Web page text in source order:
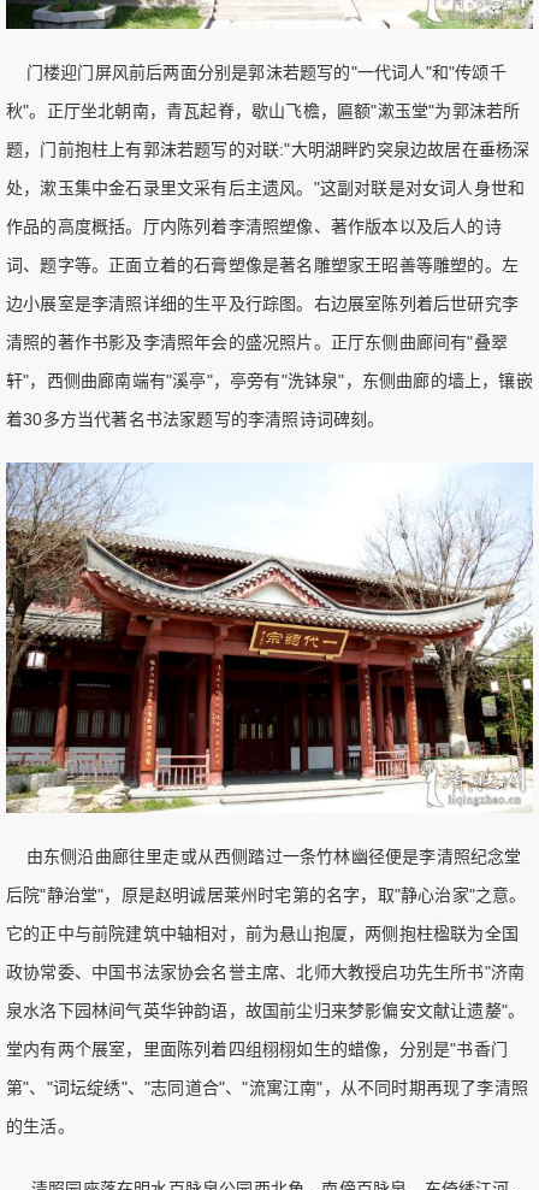
门楼迎门屏风前后两面分别是郭沫若题写的"一代词人"和"传颂千
秋"。正厅坐北朝南，青瓦起脊，歇山飞檐，匾额"漱玉堂"为郭沫若所
题，门前抱柱上有郭沫若题写的对联:"大明湖畔趵突泉边故居在垂杨深
处，漱玉集中金石录里文采有后主遗风。"这副对联是对女词人身世和
作品的高度概括。厅内陈列着李清照塑像、著作版本以及后人的诗
词、题字等。正面立着的石膏塑像是著名雕塑家王昭善等雕塑的。左
边小展室是李清照详细的生平及行踪图。右边展室陈列着后世研究李
清照的著作书影及李清照年会的盛况照片。正厅东侧曲廊间有"叠翠
轩"，西侧曲廊南端有"溪亭"，亭旁有"洗钵泉"，东侧曲廊的墙上，镶嵌
着30多方当代著名书法家题写的李清照诗词碑刻。
由东侧沿曲廊往里走或从西侧踏过一条竹林幽径便是李清照纪念堂
后院"静治堂"，原是赵明诚居莱州时宅第的名字，取"静心治家"之意。
它的正中与前院建筑中轴相对，前为悬山抱厦，两侧抱柱楹联为全国
政协常委、中国书法家协会名誉主席、北师大教授启功先生所书"济南
泉水洛下园林间气英华钟韵语，故国前尘归来梦影偏安文献让遗嫠"。
堂内有两个展室，里面陈列着四组栩栩如生的蜡像，分别是"书香门
第"、"词坛绽绣"、"志同道合"、"流寓江南"，从不同时期再现了李清照
的生活。